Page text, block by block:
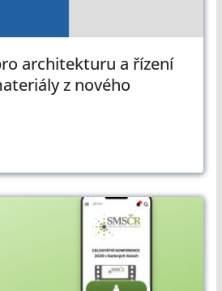
architekturu a řízení
z nového